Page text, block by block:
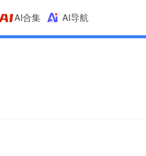
AI合集 AI导航